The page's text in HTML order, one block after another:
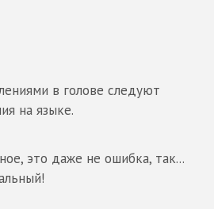
в голове следуют
на языке.
это даже не ошибка, так...